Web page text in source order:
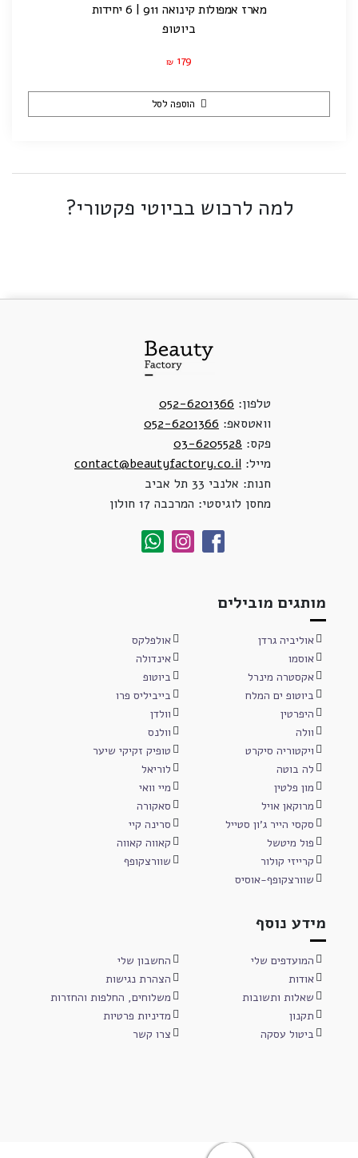
מארז אמפולות קינואה 911 | 6 יחידות
ביוטופ
₪ 179
הוספה לסל
למה לרכוש בביוטי פקטורי?
טלפון: 052-6201366
וואטסאפ: 052-6201366
פקס: 03-6205528
מייל: contact@beautyfactory.co.il
חנות: אלנבי 33 תל אביב
מחסן לוגיסטי: המרכבה 17 חולון
מותגים מובילים
אוליביה גרדן
אולפלקס
אוסמו
אינדולה
אקסטרה מינרל
ביוטופ
ביוטופ ים המלח
בייביליס פרו
היפרטין
וולדן
וולה
וולנס
ויקטוריה סיקרט
טופיק זקיקי שיער
לה בוטה
לוריאל
מון פלטין
מיי וואי
מרוקאן אויל
סאקורה
סקסי הייר ג'ון סטייל
סרינה קיי
פול מיטשל
קאווה קאווה
קרייזי קולור
שוורצקופף
שוורצקופף-אוסיס
מידע נוסף
המועדפים שלי
החשבון שלי
אודות
הצהרת נגישות
שאלות ותשובות
משלוחים, החלפות והחזרות
תקנון
מדיניות פרטיות
ביטול עסקה
צרו קשר